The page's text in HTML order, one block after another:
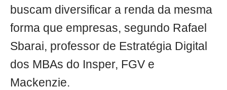
buscam diversificar a renda da mesma
forma que empresas, segundo Rafael
Sbarai, professor de Estratégia Digital
dos MBAs do Insper, FGV e
Mackenzie.